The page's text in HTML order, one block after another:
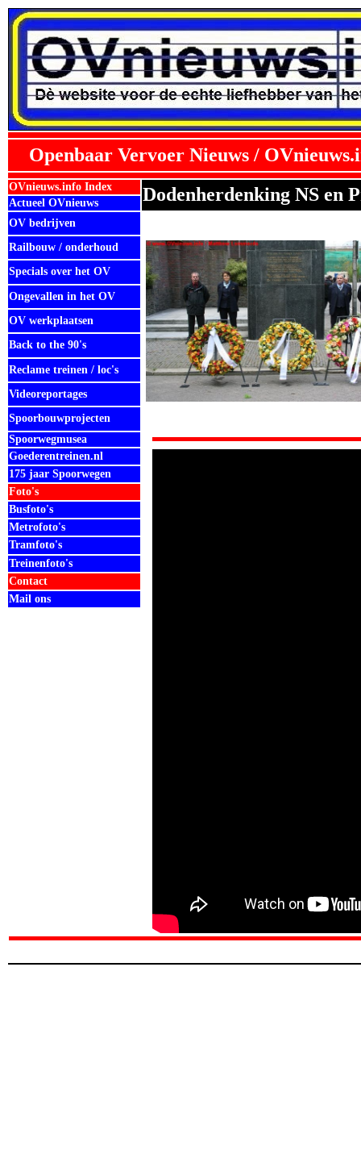
Openbaar Vervoer Nieuws /
OVnieuws.info Index Dodenherdenking NS en
Actueel OVnieuws
OV bedrijven
Railbouw / onderhoud
Specials over het OV
Ongevallen in het OV
OV werkplaatsen
Back to the 90's
Reclame treinen / loc's
Videoreportages
Spoorbouwprojecten
Spoorwegmusea
Goederentreinen.nl
175 jaar Spoorwegen
Foto's
Busfoto's
Metrofoto's
Tramfoto's
Treinenfoto's
Contact
Mail ons